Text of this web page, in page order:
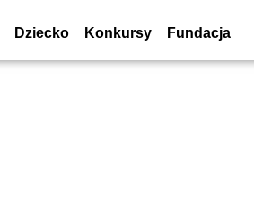
Dziecko Konkursy Fundacja